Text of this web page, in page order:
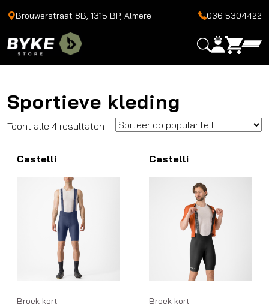
Brouwerstraat 8B, 1315 BP, Almere 036 5304422
Sportieve kleding
Toont alle 4 resultaten Gesorteerd
populariteit
Castelli
Broek kort
Castelli
Broek kort